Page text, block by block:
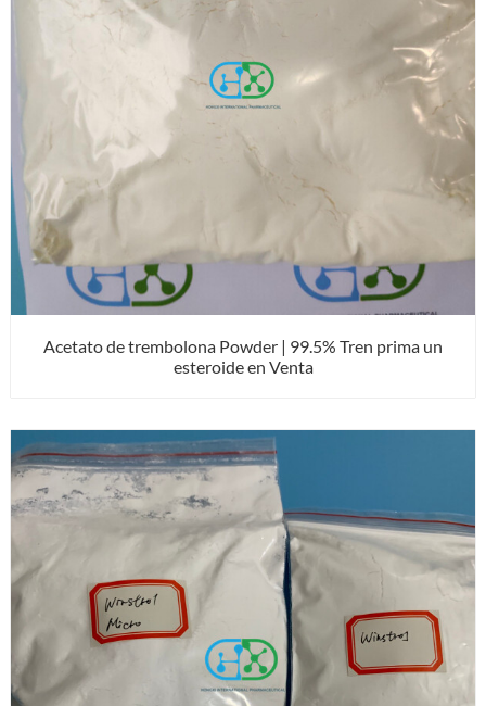
Acetato de trembolona Powder | 99.5% Tren prima un
esteroide en Venta